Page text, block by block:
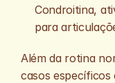
Condroitina,
para
Além da rotina
casos